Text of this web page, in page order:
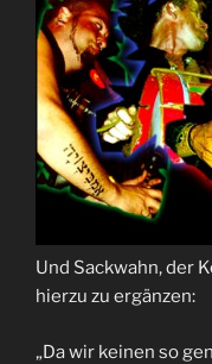
Und Sackwahn, der
hierzu zu ergänzen:
„Da wir keinen so